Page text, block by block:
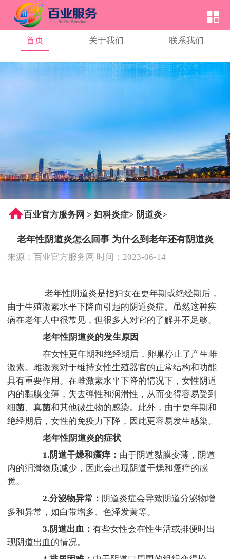
首页 关于我们 联系我们
百业官方服务网 > 妇科炎症> 阴道炎>
老年性阴道炎怎么回事 为什么到老年还有阴道炎
来源： 百业官方服务网 时间：2023-06-14
老年性阴道炎是指妇女在更年期或绝经期后，
由于生殖激素水平下降而引起的阴道炎症。虽然这种疾
病在老年人中很常见，但很多人对它的了解并不足够。
老年性阴道炎的发生原因
在女性更年期和绝经期后，卵巢停止了产生雌
激素。雌激素对于维持女性生殖器官的正常结构和功能
具有重要作用。在雌激素水平下降的情况下，女性阴道
内的黏膜变薄，失去弹性和润滑性，从而变得容易受到
细菌、真菌和其他微生物的感染。此外，由于更年期和
绝经期后，女性的免疫力下降，因此更容易发生感染。
老年性阴道炎的症状
1.阴道干燥和瘙痒： 由于阴道黏膜变薄，阴道
内的润滑物质减少，因此会出现阴道干燥和瘙痒的感
觉。
2.分泌物异常： 阴道炎症会导致阴道分泌物增
多和异常，如白带增多、色泽发黄等。
3.阴道出血： 有些女性会在性生活或排便时出
现阴道出血的情况。